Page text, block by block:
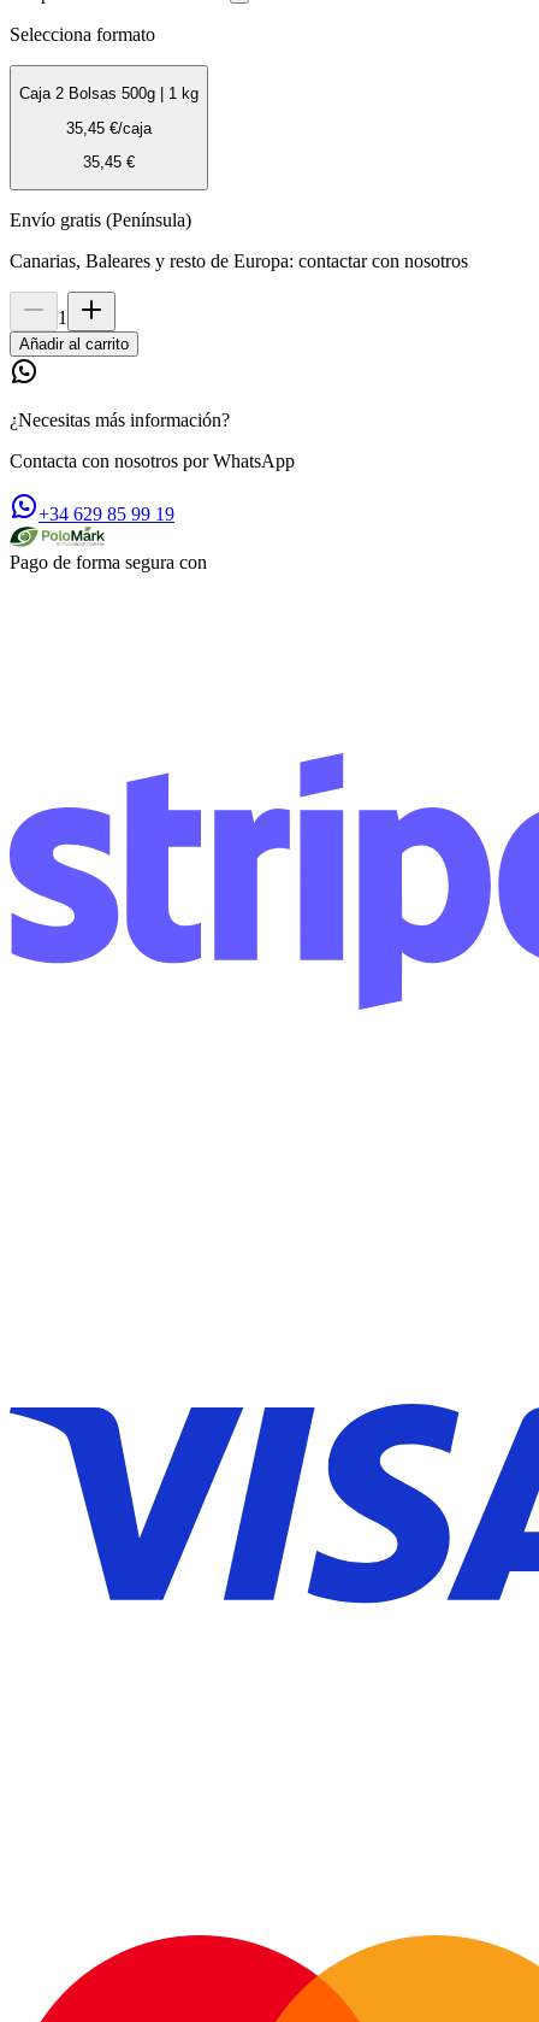
Selecciona formato
Caja 2 Bolsas 500g | 1 kg
35,45 €/caja
35,45 €
Envío gratis (Península)
Canarias, Baleares y resto de Europa: contactar con nosotros
1
Añadir al carrito
¿Necesitas más información?
Contacta con nosotros por WhatsApp
+34 629 85 99 19
Pago de forma segura con